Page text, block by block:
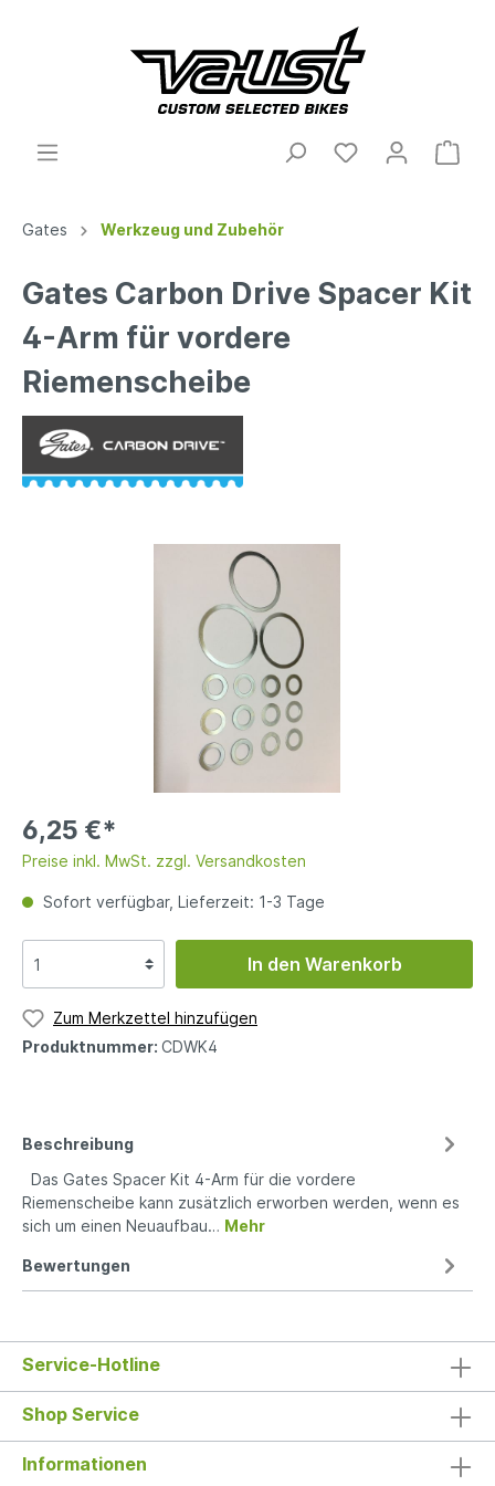
Gates Werkzeug und Zubehör
Gates Carbon Drive Spacer Kit
4-Arm für vordere
Riemenscheibe
6,25 €*
Preise inkl. MwSt. zzgl. Versandkosten
Sofort verfügbar, Lieferzeit: 1-3 Tage
In den Warenkorb
Zum Merkzettel hinzufügen
Produktnummer: CDWK4
Beschreibung
Das Gates Spacer Kit 4-Arm für die vordere
Riemenscheibe kann zusätzlich erworben werden, wenn es
sich um einen Neuaufbau… Mehr
Bewertungen
Service-Hotline
Shop Service
Informationen